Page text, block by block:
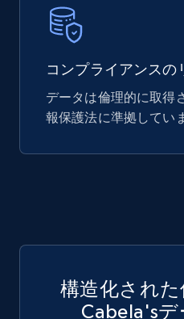
Mouser - Products
Product url, Category url,
part number,
Manufacturer url, and
コンプライアンスの
データは倫理的に取得
報保護法に準拠してい
構造化され
Cabela's